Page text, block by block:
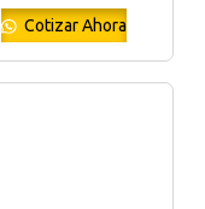
Cotizar Ahora